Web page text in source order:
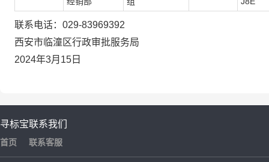
联系电话：029-83969392
西安市临潼区行政审批服务局
2024年3月15日
寻标宝
首页
联系我们
联系客服